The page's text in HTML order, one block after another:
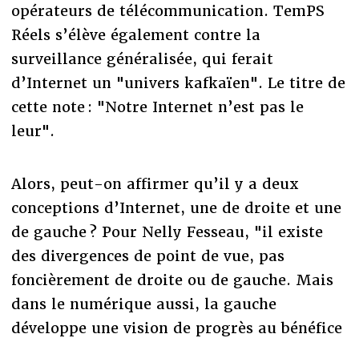
opérateurs de télécommunication. TemPS
Réels s’élève également contre la
surveillance généralisée, qui ferait
d’Internet un "univers kafkaïen". Le titre de
cette note : "Notre Internet n’est pas le
leur".
Alors, peut-on affirmer qu’il y a deux
conceptions d’Internet, une de droite et une
de gauche ? Pour Nelly Fesseau, "il existe
des divergences de point de vue, pas
foncièrement de droite ou de gauche. Mais
dans le numérique aussi, la gauche
développe une vision de progrès au bénéfice